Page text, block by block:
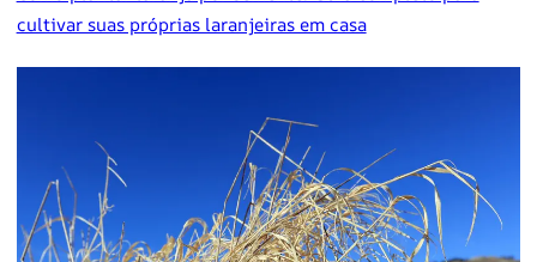
cultivar suas próprias laranjeiras em casa